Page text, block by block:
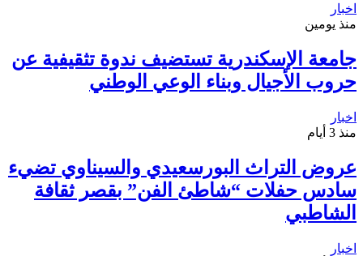
اخبار
منذ يومين
جامعة الإسكندرية تستضيف ندوة تثقيفية عن
حروب الأجيال وبناء الوعي الوطني
اخبار
منذ 3 أيام
عروض التراث البورسعيدي والسيناوي تضيء
سادس حفلات “شاطئ الفن” بقصر ثقافة
الشاطبي
اخبار